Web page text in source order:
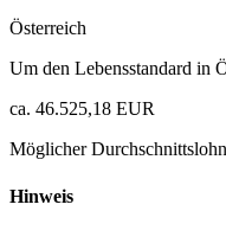
Österreich
Um den Lebensstandard in
ca. 46.525,18 EUR
Möglicher
Hinweis